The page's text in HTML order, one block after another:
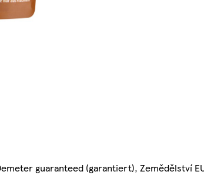
guaranteed (garantiert), Zemědělství